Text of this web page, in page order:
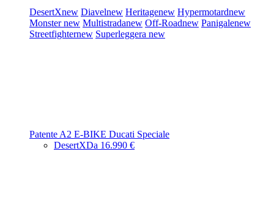
DesertXnew Diavelnew Heritagenew Hypermotardnew
Monsternew Multistradanew Off-Roadnew Panigalenew
Streetfighternew Superleggera new
Patente A2 E-BIKE Ducati Speciale
DesertXDa 16.990 €